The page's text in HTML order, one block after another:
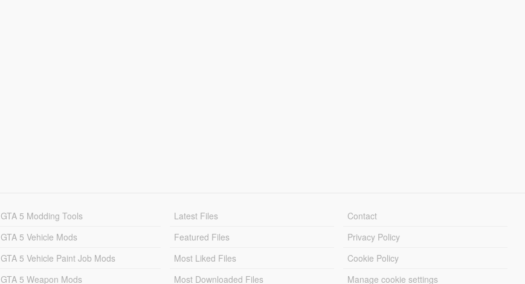
GTA 5 Modding Tools
GTA 5 Vehicle Mods
GTA 5 Vehicle Paint Job Mods
GTA 5 Weapon Mods
Latest Files
Featured Files
Most Liked Files
Most Downloaded Files
Contact
Privacy Policy
Cookie Policy
Manage cookie settings